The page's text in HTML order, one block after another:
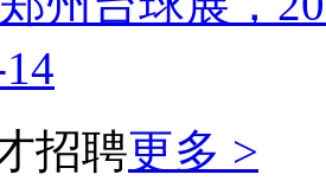
招聘更多 >